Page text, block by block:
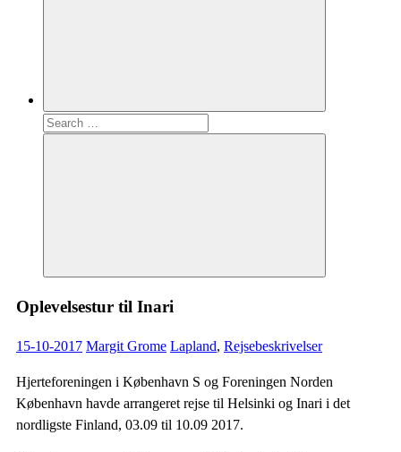
Search
Oplevelsestur til Inari
15-10-2017 Margit Grome Lapland, Rejsebeskrivelser
Hjerteforeningen i København S og Foreningen Norden
København havde arrangeret rejse til Helsinki og Inari i det
nordligste Finland, 03.09 til 10.09 2017.